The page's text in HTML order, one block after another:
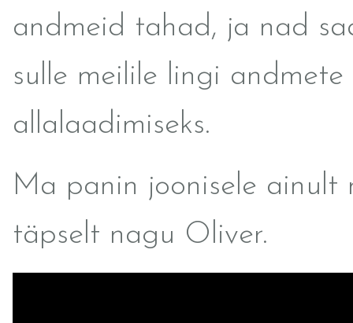
andmeid tahad, ja nad
sulle meilile lingi andmete
allalaadimiseks.
Ma panin joonisele ainult
täpselt nagu Oliver.